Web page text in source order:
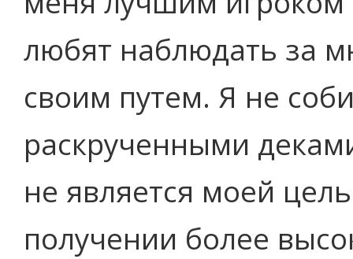
любят наблюдать за
своим путем. Я не
раскрученными
не является моей
получении более